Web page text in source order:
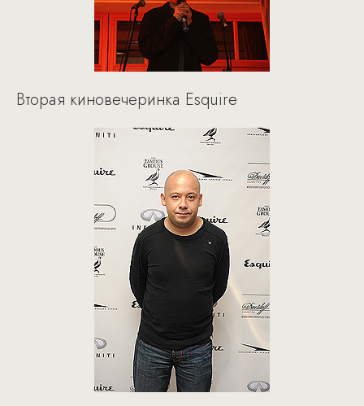
Вторая киновечеринка Esquire